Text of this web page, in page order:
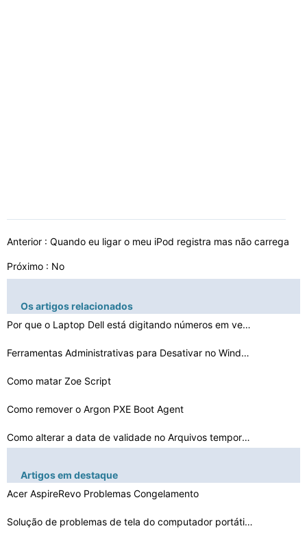
Anterior : Quando eu ligar o meu iPod registra mas não carrega
Próximo : No
Os artigos relacionados
Por que o Laptop Dell está digitando números em vez d…
Ferramentas Administrativas para Desativar no Windows
Como matar Zoe Script
Como remover o Argon PXE Boot Agent
Como alterar a data de validade no Arquivos temporário…
McAfee Não é possível verificar Assinatura
Bloqueio de Internet Explorer remotamente
Artigos em destaque
Acer AspireRevo Problemas Congelamento
Solução de problemas de tela do computador portátil …